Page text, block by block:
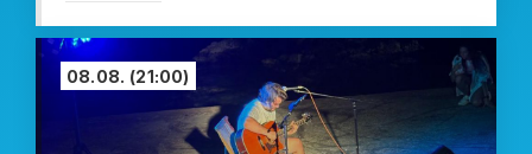
08.08. (21:00)